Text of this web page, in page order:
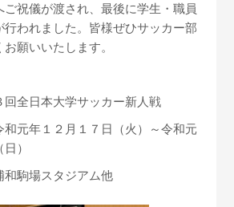
ご祝儀が渡され、最後に学生・職員
行われました。皆様ぜひサッカー部
願いいたします。
回全日本大学サッカー新人戦
和元年１２月１７日（火）～令和元
）
和駒場スタジアム他